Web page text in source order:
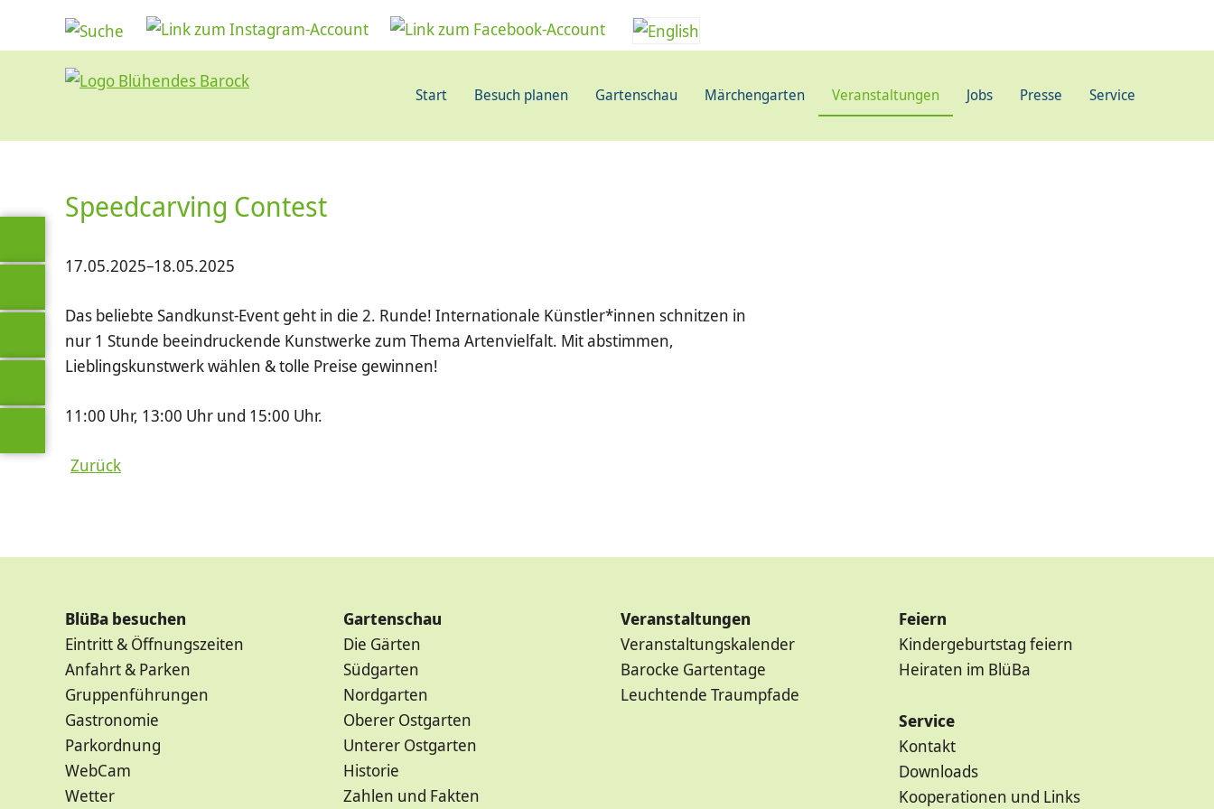
Start Besuch planen Gartenschau Märchengarten Veranstaltungen Jobs Presse Service
Speedcarving Contest
17.05.2025–18.05.2025
Das beliebte Sandkunst-Event geht in die 2. Runde! Internationale Künstler*innen schnitzen in
nur 1 Stunde beeindruckende Kunstwerke zum Thema Artenvielfalt. Mit abstimmen,
Lieblingskunstwerk wählen & tolle Preise gewinnen!
11:00 Uhr, 13:00 Uhr und 15:00 Uhr.
Zurück
BlüBa besuchen
Eintritt & Öffnungszeiten
Anfahrt & Parken
Gruppenführungen
Gastronomie
Parkordnung
WebCam
Wetter
Gartenschau
Die Gärten
Südgarten
Nordgarten
Oberer Ostgarten
Unterer Ostgarten
Historie
Zahlen und Fakten
Veranstaltungen
Veranstaltungskalender
Barocke Gartentage
Leuchtende Traumpfade
Feiern
Kindergeburtstag feiern
Heiraten im BlüBa
Service
Kontakt
Downloads
Kooperationen und Links